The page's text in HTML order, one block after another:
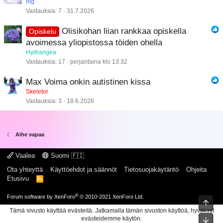
Vastauksia 7 31.7.2026
Opiskelu
Olisikohan liian rankkaa opiskella
avoimessa yliopistossa töiden ohella
Hydrangea
Vastauksia 17 perjantaina klo 13:32
Max Voima onkin autistinen kissa
Skeletor
Vastauksia 3 18.6.2026
Aihe vapaa
Vaalea
Suomi 🇫🇮
Ota yhteyttä
Käyttöehdot ja säännöt Tietosuojakäytäntö
Ohjeita
Etusivu
R
Forum software by XenForo® © 2010-2021 XenForo Ltd.
Tämä sivusto käyttää evästeitä. Jatkamalla tämän sivuston käyttöä, hyväksyt
evästeidemme käytön.
Ylös